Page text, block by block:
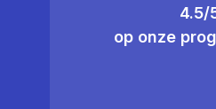
4.5/
op onze